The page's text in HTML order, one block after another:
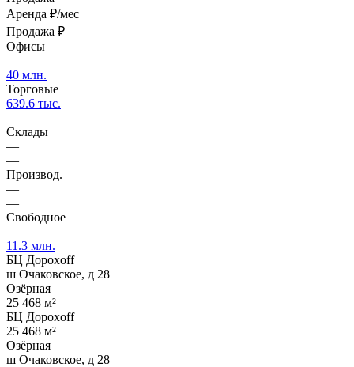
Аренда ₽/мес
Продажа ₽
Офисы
—
40 млн.
Торговые
639.6 тыс.
—
Склады
—
—
Производ.
—
—
Свободное
—
11.3 млн.
БЦ Дорохoff
ш Очаковское, д 28
Озёрная
25 468 м²
БЦ Дорохoff
25 468 м²
Озёрная
ш Очаковское, д 28